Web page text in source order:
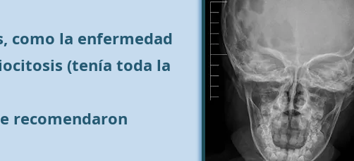
como la enfermedad
(tenía toda la
recomendaron